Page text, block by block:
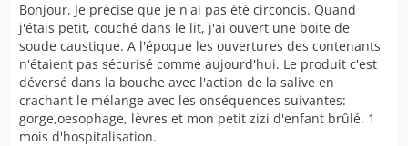
Bonjour, Je précise que je n'ai pas été circoncis. Quand
j'étais petit, couché dans le lit, j'ai ouvert une boite de
soude caustique. A l'époque les ouvertures des contenants
n'étaient pas sécurisé comme aujourd'hui. Le produit c'est
déversé dans la bouche avec l'action de la salive en
crachant le mélange avec les onséquences suivantes:
gorge,oesophage, lèvres et mon petit zizi d'enfant brûlé. 1
mois d'hospitalisation.